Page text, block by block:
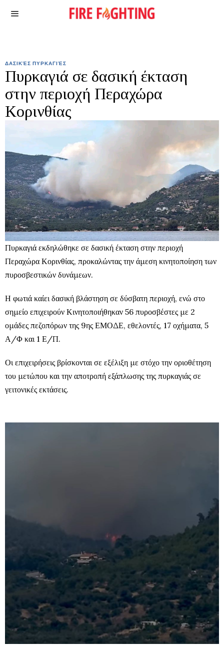
ΔΑΣΙΚΈΣ ΠΥΡΚΑΓΙΈΣ
Πυρκαγιά σε δασική έκταση
στην περιοχή Περαχώρα
Κορινθίας
Πυρκαγιά εκδηλώθηκε σε δασική έκταση στην περιοχή
Περαχώρα Κορινθίας, προκαλώντας την άμεση κινητοποίηση των
πυροσβεστικών δυνάμεων.
Η φωτιά καίει δασική βλάστηση σε δύσβατη περιοχή, ενώ στο
σημείο επιχειρούν Κινητοποιήθηκαν 56 πυροσβέστες με 2
ομάδες πεζοπόρων της 9ης ΕΜΟΔΕ, εθελοντές, 17 οχήματα, 5
Α/Φ και 1 Ε/Π.
Οι επιχειρήσεις βρίσκονται σε εξέλιξη με στόχο την οριοθέτηση
του μετώπου και την αποτροπή εξάπλωσης της πυρκαγιάς σε
γειτονικές εκτάσεις.